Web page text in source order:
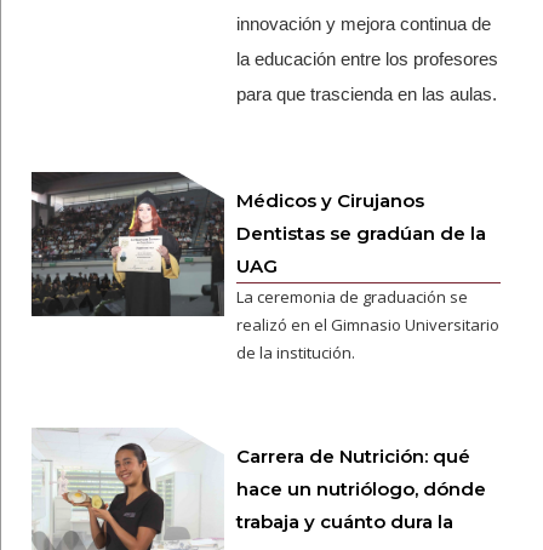
innovación y mejora continua de
la educación entre los profesores
para que trascienda en las aulas.
Médicos y Cirujanos
Dentistas se gradúan de la
UAG
La ceremonia de graduación se
realizó en el Gimnasio Universitario
de la institución.
Carrera de Nutrición: qué
hace un nutriólogo, dónde
trabaja y cuánto dura la